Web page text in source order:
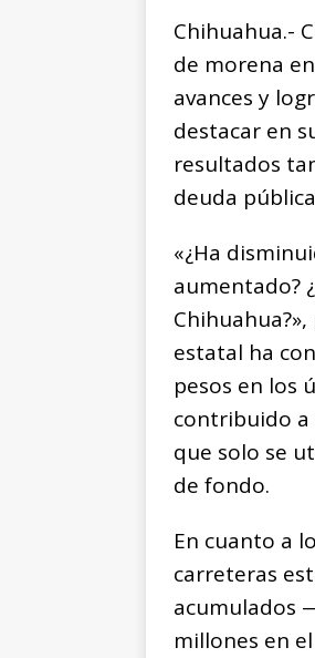
e
b
o
o
k
s
A
p
p
Chihuahua.-
de morena
avances y
destacar en
resultados
deuda
«¿Ha
aumentado?
estatal ha
pesos en los
contribuido a
que solo se
de fondo.
En cuanto a
carreteras
acumulados
millones en